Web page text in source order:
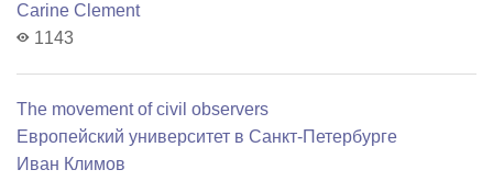
Carine Clement
1143
The movement of civil observers
Европейский университет в Санкт-Петербурге
Иван Климов